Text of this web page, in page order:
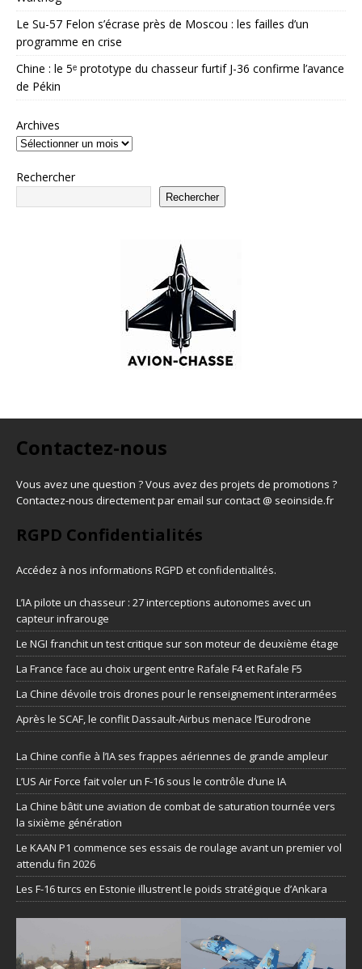
Le Su-57 Felon s’écrase près de Moscou : les failles d’un
programme en crise
Chine : le 5ᵉ prototype du chasseur furtif J-36 confirme l’avance
de Pékin
Archives
Rechercher
Rechercher
Contactez-nous
Vous avez une question ? Vous avez des projets de promotions ?
Contactez-nous directement par email sur contact @ seoinside.fr
RGPD Confidentialités
Accédez à nos informations RGPD et confidentialités.
L’IA pilote un chasseur : 27 interceptions autonomes avec un
capteur infrarouge
Le NGI franchit un test critique sur son moteur de deuxième étage
La France face au choix urgent entre Rafale F4 et Rafale F5
La Chine dévoile trois drones pour le renseignement interarmées
Après le SCAF, le conflit Dassault-Airbus menace l’Eurodrone
La Chine confie à l’IA ses frappes aériennes de grande ampleur
L’US Air Force fait voler un F-16 sous le contrôle d’une IA
La Chine bâtit une aviation de combat de saturation tournée vers
la sixième génération
Le KAAN P1 commence ses essais de roulage avant un premier vol
attendu fin 2026
Les F-16 turcs en Estonie illustrent le poids stratégique d’Ankara